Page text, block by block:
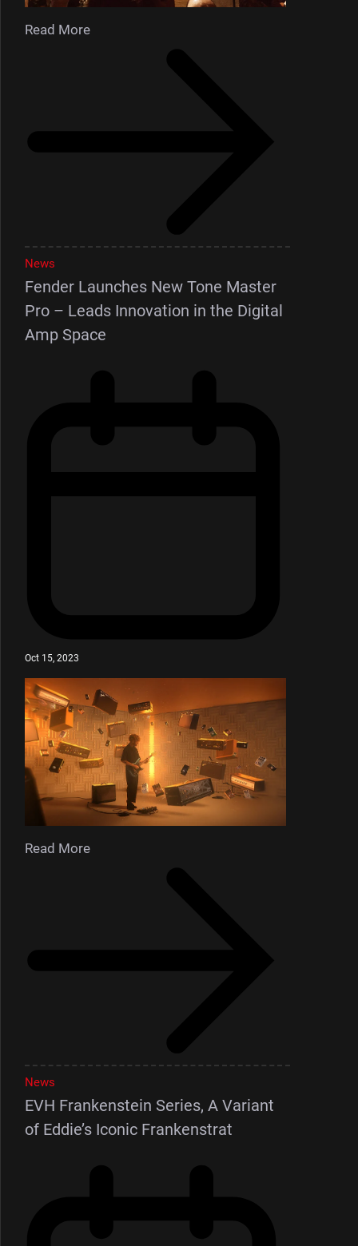
Read More
News
Fender Launches New Tone Master
Pro – Leads Innovation in the Digital
Amp Space
Oct 15, 2023
Read More
News
EVH Frankenstein Series, A Variant
of Eddie’s Iconic Frankenstrat